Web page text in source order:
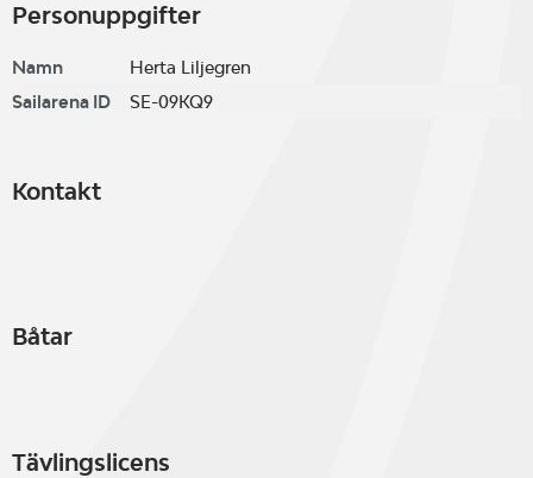
Personuppgifter
Namn
Herta Liljegren
Sailarena ID
SE-09KQ9
Kontakt
Båtar
Tävlingslicens